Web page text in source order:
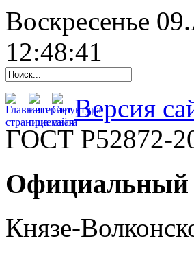
Воскресенье
12:48:42
Версия
ГОСТ Р52872-
Официальный
Князе-